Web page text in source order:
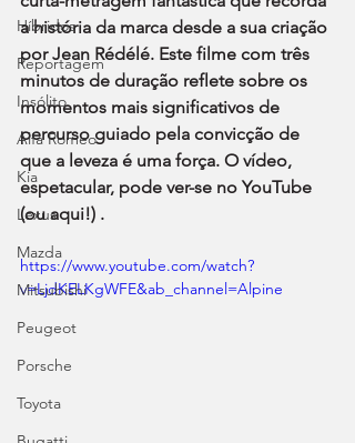
Híbridos
Reportagem
Insólito
Alfa Romeo
Kia
Lexus
Mazda
Mitsubishi
Peugeot
Porsche
Toyota
a história da marca desde a sua criação
por Jean Rédélé. Este filme com três
minutos de duração reflete sobre os
momentos mais significativos de
percurso guiado pela convicção de
que a leveza é uma força. O vídeo,
espetacular, pode ver-se no YouTube
(ou aqui!) .
https://www.youtube.com/watch?
v=LjdKELKgWFE&ab_channel=Alpine